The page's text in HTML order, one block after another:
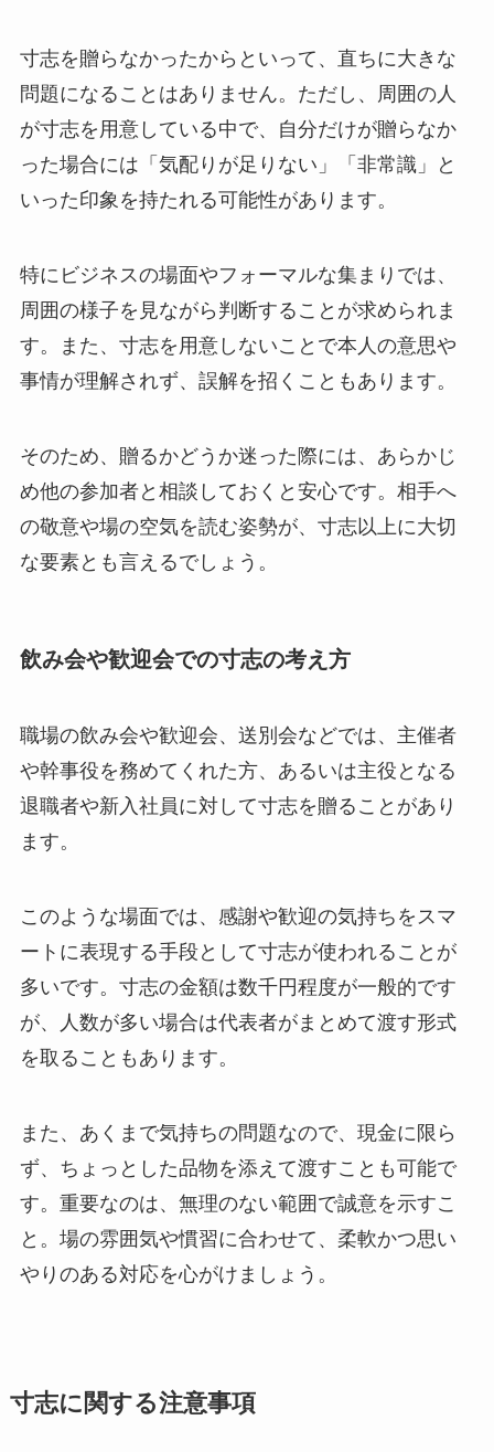
寸志を贈らなかったからといって、直ちに大きな
問題になることはありません。ただし、周囲の人
が寸志を用意している中で、自分だけが贈らなか
った場合には「気配りが足りない」「非常識」と
いった印象を持たれる可能性があります。
特にビジネスの場面やフォーマルな集まりでは、
周囲の様子を見ながら判断することが求められま
す。また、寸志を用意しないことで本人の意思や
事情が理解されず、誤解を招くこともあります。
そのため、贈るかどうか迷った際には、あらかじ
め他の参加者と相談しておくと安心です。相手へ
の敬意や場の空気を読む姿勢が、寸志以上に大切
な要素とも言えるでしょう。
飲み会や歓迎会での寸志の考え方
職場の飲み会や歓迎会、送別会などでは、主催者
や幹事役を務めてくれた方、あるいは主役となる
退職者や新入社員に対して寸志を贈ることがあり
ます。
このような場面では、感謝や歓迎の気持ちをスマ
ートに表現する手段として寸志が使われることが
多いです。寸志の金額は数千円程度が一般的です
が、人数が多い場合は代表者がまとめて渡す形式
を取ることもあります。
また、あくまで気持ちの問題なので、現金に限ら
ず、ちょっとした品物を添えて渡すことも可能で
す。重要なのは、無理のない範囲で誠意を示すこ
と。場の雰囲気や慣習に合わせて、柔軟かつ思い
やりのある対応を心がけましょう。
寸志に関する注意事項